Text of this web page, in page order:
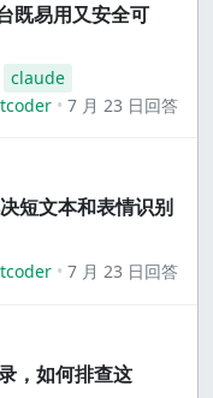
既易用又安全可
claude
7 月 23 日回答
短文本和表情识别
7 月 23 日回答
，如何排查这